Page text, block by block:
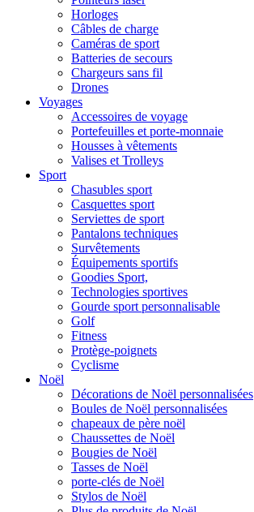
Horloges
Câbles de charge
Caméras de sport
Batteries de secours
Chargeurs sans fil
Drones
Voyages
Accessoires de voyage
Portefeuilles et porte-monnaie
Housses à vêtements
Valises et Trolleys
Sport
Chasubles sport
Casquettes sport
Serviettes de sport
Pantalons techniques
Survêtements
Équipements sportifs
Goodies Sport,
Technologies sportives
Gourde sport personnalisable
Golf
Fitness
Protège-poignets
Cyclisme
Noël
Décorations de Noël personnalisées
Boules de Noël personnalisées
chapeaux de père noël
Chaussettes de Noël
Bougies de Noël
Tasses de Noël
porte-clés de Noël
Stylos de Noël